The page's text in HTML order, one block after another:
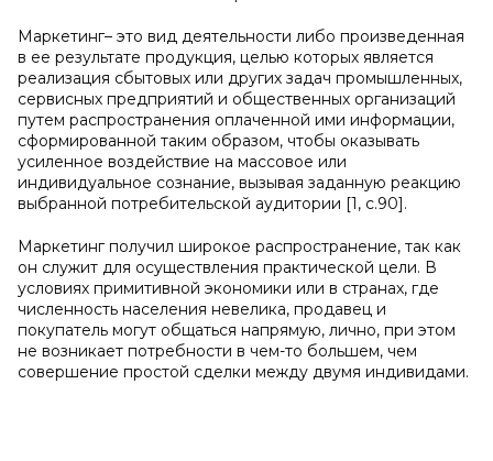
Маркетинг– это вид деятельности либо произведенная
в ее результате продукция, целью которых является
реализация сбытовых или других задач промышленных,
сервисных предприятий и общественных организаций
путем распространения оплаченной ими информации,
сформированной таким образом, чтобы оказывать
усиленное воздействие на массовое или
индивидуальное сознание, вызывая заданную реакцию
выбранной потребительской аудитории [1, с.90].
Маркетинг получил широкое распространение, так как
он служит для осуществления практической цели. В
условиях примитивной экономики или в странах, где
численность населения невелика, продавец и
покупатель могут общаться напрямую, лично, при этом
не возникает потребности в чем-то большем, чем
совершение простой сделки между двумя индивидами.